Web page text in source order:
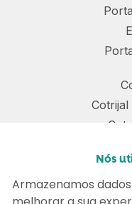
Nós
Armazenamos
Para sua maior
Privacidadedo site. Ao
página, entendemos